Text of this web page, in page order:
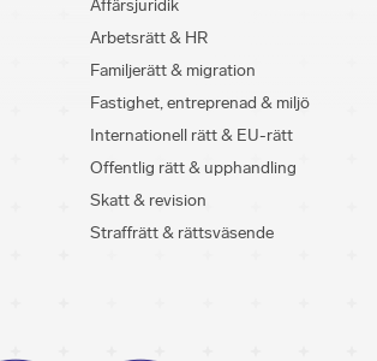
Affärsjuridik
Arbetsrätt & HR
Familjerätt & migration
Fastighet, entreprenad & miljö
Internationell rätt & EU-rätt
Offentlig rätt & upphandling
Skatt & revision
Straffrätt & rättsväsende